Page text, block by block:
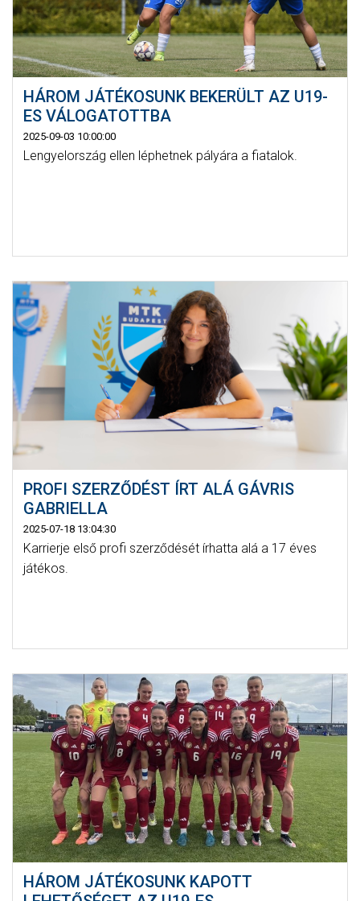
HÁROM JÁTÉKOSUNK BEKERÜLT AZ U19-
ES VÁLOGATOTTBA
2025-09-03 10:00:00
Lengyelország ellen léphetnek pályára a fiatalok.
PROFI SZERZŐDÉST ÍRT ALÁ GÁVRIS
GABRIELLA
2025-07-18 13:04:30
Karrierje első profi szerződését írhatta alá a 17 éves
játékos.
HÁROM JÁTÉKOSUNK KAPOTT